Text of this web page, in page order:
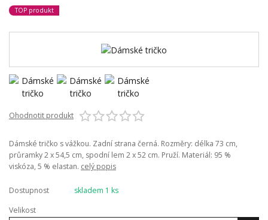
TOP produkt
Ohodnotit produkt
Dámské tričko s vážkou. Zadní strana černá. Rozměry: délka 73 cm,
průramky 2 x 54,5 cm, spodní lem 2 x 52 cm. Pruží. Materiál: 95 %
viskóza, 5 % elastan. celý popis
Dostupnost
skladem 1 ks
Velikost